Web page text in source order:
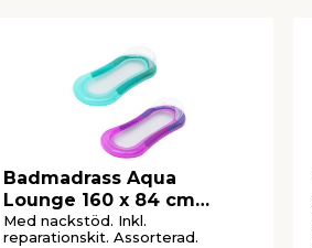
Badmadrass Aqua
Lounge 160 x 84 cm
Bestway
Med nackstöd. Inkl.
reparationskit. Assorterad.